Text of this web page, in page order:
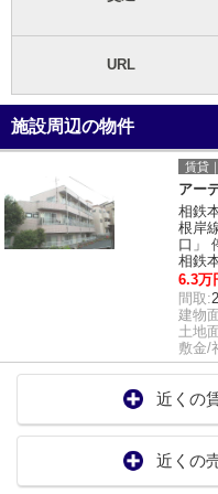
URL
施設周辺の物件
賃貸
アー
相鉄
根岸
口」
相鉄
6.3万
間取:
建物
土地
敷金/
近くの
近くの